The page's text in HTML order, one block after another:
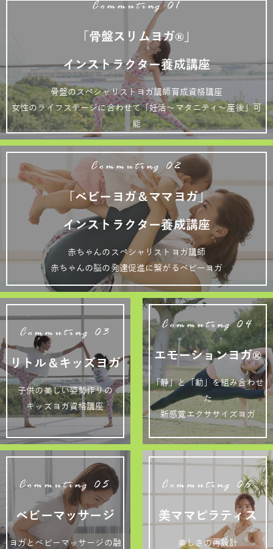
Commuting 01
「骨盤スリムヨガ®」
インストラクター養成講座
骨盤のスペシャリストヨガ講師育成資格講座
女性のライフステージに合わせて「妊活～マタニティ～産後」可
能
Commuting 02
「ベビーヨガ＆ママヨガ」
インストラクター養成講座
赤ちゃんのスペシャリストヨガ講師
赤ちゃんの脳の発達促進に繋がるベビーヨガ
Commuting 03
リトル＆キッズヨガ
子供の美しい姿勢作りの
キッズヨガ資格講座
Commuting 04
エモーションヨガ®
「静」と「動」を組み合わせ
た
新感覚エクササイズヨガ
Commuting 05
ベビーマッサージ
ヨガとベビーマッサージの融
Commuting 06
美ママピラティス
美しさの再設計